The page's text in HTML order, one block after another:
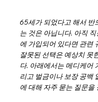
65세가 되었다고 해서
는 것은 아닙니다. 아직
에 가입되어 있다면 관련
잘못된 선택은 예상치 못
다. 아래에서는 메디케어
리고 벌금이나 보장 공백
에 대해 자주 묻는 질문